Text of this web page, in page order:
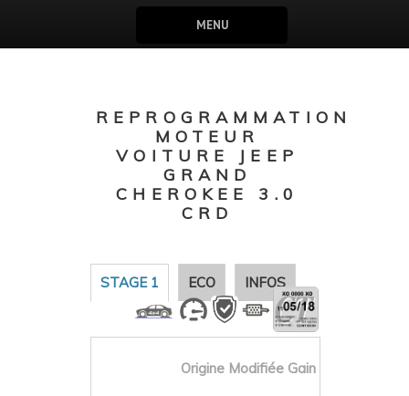
MENU
REPROGRAMMATION
MOTEUR
VOITURE JEEP
GRAND
CHEROKEE 3.0
CRD
STAGE 1 ECO INFOS
Origine Modifiée Gain